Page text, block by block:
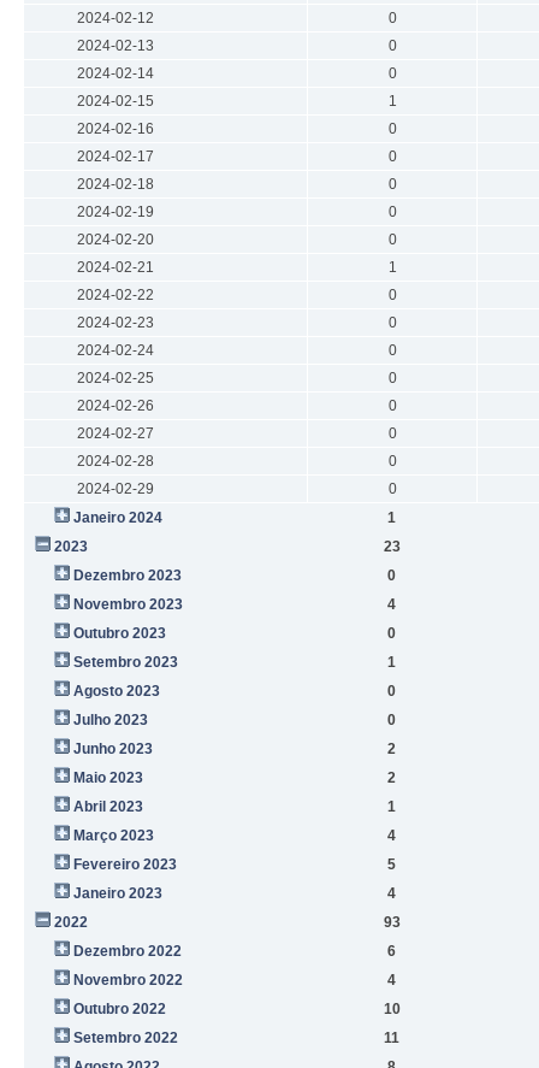
2024-02-12
0
2024-02-13
0
2024-02-14
0
2024-02-15
1
2024-02-16
0
2024-02-17
0
2024-02-18
0
2024-02-19
0
2024-02-20
0
2024-02-21
1
2024-02-22
0
2024-02-23
0
2024-02-24
0
2024-02-25
0
2024-02-26
0
2024-02-27
0
2024-02-28
0
2024-02-29
0
Janeiro 2024
1
2023
23
Dezembro 2023
0
Novembro 2023
4
Outubro 2023
0
Setembro 2023
1
Agosto 2023
0
Julho 2023
0
Junho 2023
2
Maio 2023
2
Abril 2023
1
Março 2023
4
Fevereiro 2023
5
Janeiro 2023
4
2022
93
Dezembro 2022
6
Novembro 2022
4
Outubro 2022
10
Setembro 2022
11